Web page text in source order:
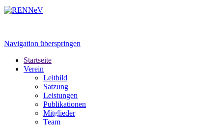
Navigation überspringen
Startseite
Verein
Leitbild
Satzung
Leistungen
Publikationen
Mitglieder
Team